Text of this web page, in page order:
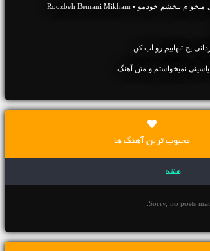
دانلود آهنگ روزبه بمانی میخوام ببخشم خودمو • Roozbeh Bemani Mikham
یخ تنهاییم رو آب کن
نمیخواستم و متن آهنگ
محبوب ترین آهنگ ها
هفته
Sorry, no posts